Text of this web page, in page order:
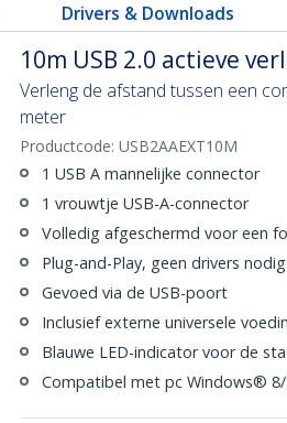
Drivers & Downloads
10m USB 2.0 actieve
Verleng de afstand tussen een
meter
Productcode: USB2AAEXT10M
1 USB A mannelijke connector
1 vrouwtje USB-A-connector
Volledig afgeschermd voor een
Plug-and-Play, geen drivers nodig
Gevoed via de USB-poort
Inclusief externe universele
Blauwe LED-indicator voor de
Compatibel met pc Windows®